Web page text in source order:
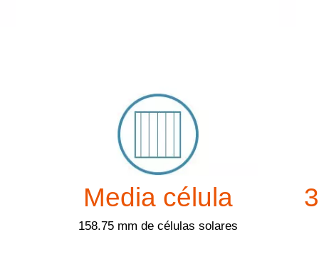
Media célula
158.75 mm de células solares